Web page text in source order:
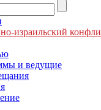
израильский
и ведущие